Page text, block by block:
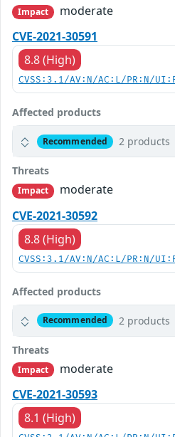
Impact
moderate
CVE-2021-30591
8.8 (High)
CVSS:3.1/AV:N/AC:L/PR:N/
Affected products
Recommended 2 products
Threats
Impact
moderate
CVE-2021-30592
8.8 (High)
CVSS:3.1/AV:N/AC:L/PR:N/
Affected products
Recommended 2 products
Threats
Impact
moderate
CVE-2021-30593
8.1 (High)